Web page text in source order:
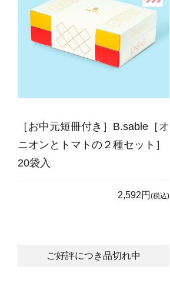
［お中元短冊付き］B.sable［オ
ニオンとトマトの２種セット］
20袋入
2,592円 (税込)
ご好評につき品切れ中